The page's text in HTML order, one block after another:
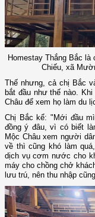
Homestay Thắng Bắc
Chiếu, xã
Thế nhưng, cả chị Bắc
bắt đầu như thế nào.
Châu để xem họ làm du
Chị Bắc kể: "Mới đầu
đồng ý đâu, vì có biết
Mộc Châu xem người
về thì cũng khó làm
dịch vụ cơm nước cho
máy cho chồng chở
lưu trú, nên thu nhập